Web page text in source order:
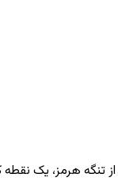
تنگه هرمز، یک